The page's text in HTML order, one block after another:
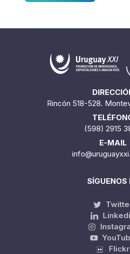
Rincón 518-528.
(598) 2915
E-MAIL
SÍGUENOS
Flickr